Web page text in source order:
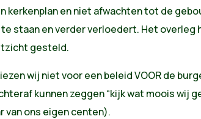
kerkenplan en niet afwachten tot de
staan en verder verloedert. Het overleg
gesteld.
wij niet voor een beleid VOOR de
kunnen zeggen “kijk wat moois wij
van ons eigen centen).